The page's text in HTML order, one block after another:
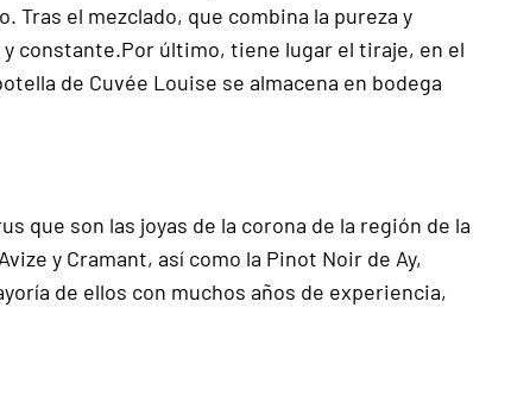
Tras el mezclado, que combina la pureza y
constante.Por último, tiene lugar el tiraje, en el
de Cuvée Louise se almacena en bodega
que son las joyas de la corona de la región de la
y Cramant, así como la Pinot Noir de Ay,
de ellos con muchos años de experiencia,